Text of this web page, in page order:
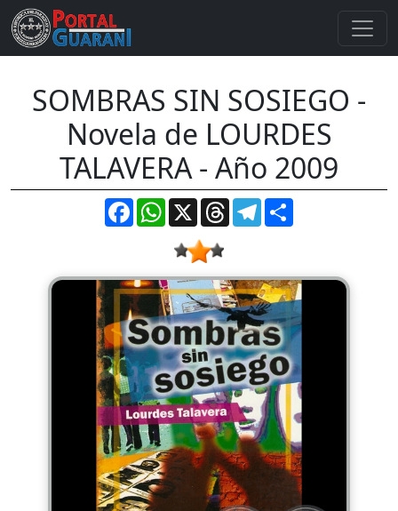
SOMBRAS SIN SOSIEGO -
Novela de LOURDES
TALAVERA - Año 2009
FacebookWhatsApp
X ThreadsTelegram